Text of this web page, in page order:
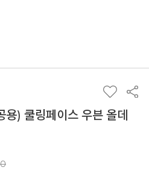
) 쿨링페이스 우븐 올데